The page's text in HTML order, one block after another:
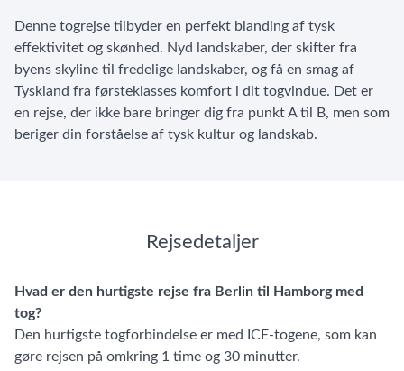
Denne togrejse tilbyder en perfekt blanding af tysk
effektivitet og skønhed. Nyd landskaber, der skifter fra
byens skyline til fredelige landskaber, og få en smag af
Tyskland fra førsteklasses komfort i dit togvindue. Det er
en rejse, der ikke bare bringer dig fra punkt A til B, men som
beriger din forståelse af tysk kultur og landskab.
Rejsedetaljer
Hvad er den hurtigste rejse fra Berlin til Hamborg med
tog?
Den hurtigste togforbindelse er med ICE-togene, som kan
gøre rejsen på omkring 1 time og 30 minutter.